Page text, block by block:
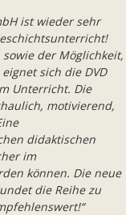
ist wieder sehr
der Möglichkeit,
sich die DVD
Unterricht. Die
motivierend,
didaktischen
im
können. Die neue
die Reihe zu